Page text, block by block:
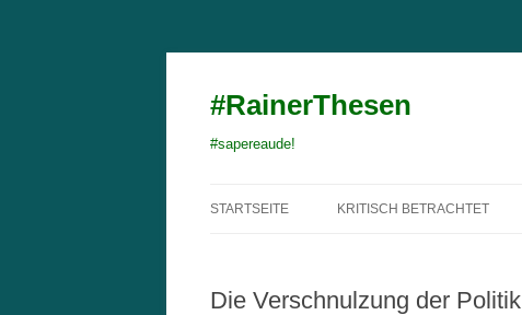
#RainerThesen
#sapereaude!
STARTSEITE KRITISCH BETRACHTET
Die Verschnulzung der Politik